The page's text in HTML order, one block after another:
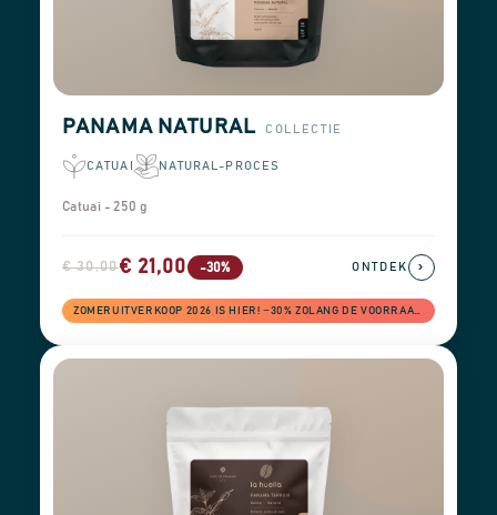
PANAMA NATURAL COLLECTIE
CATUAI NATURAL-PROCES
Catuai - 250 g
€ 30,00€ 21,00 -30%
ZOMERUITVERKOOP 2026 IS HIER! −30% ZOLANG DE VOORRAAD STREKT
ONTDEK ›